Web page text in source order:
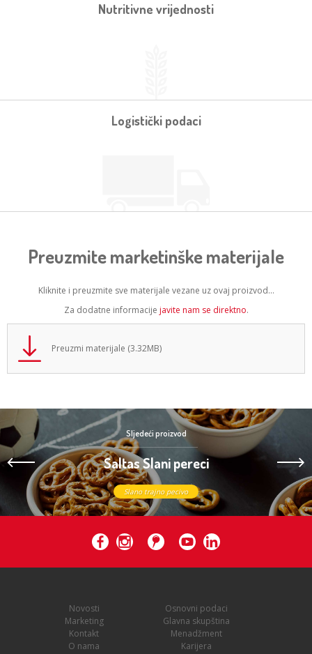
Nutritivne vrijednosti
Logistički podaci
Preuzmite marketinške materijale
Kliknite i preuzmite sve materijale vezane uz ovaj proizvod...
Za dodatne informacije javite nam se direktno.
Preuzmi materijale (3.32MB)
Sljedeći proizvod
Saltas Slani pereci
Slano trajno pecivo
Novosti
Marketing
Kontakt
O nama
Osnovni podaci
Glavna skupština
Menadžment
Karijera